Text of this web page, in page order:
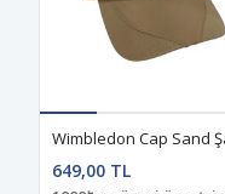
649,00 TL